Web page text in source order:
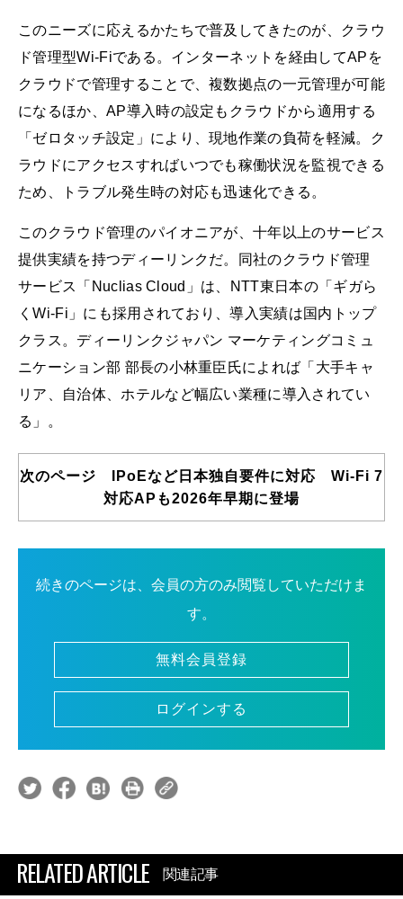
このニーズに応えるかたちで普及してきたのが、クラウ
ド管理型Wi-Fiである。インターネットを経由してAPを
クラウドで管理することで、複数拠点の一元管理が可能
になるほか、AP導入時の設定もクラウドから適用する
「ゼロタッチ設定」により、現地作業の負荷を軽減。ク
ラウドにアクセスすればいつでも稼働状況を監視できる
ため、トラブル発生時の対応も迅速化できる。
このクラウド管理のパイオニアが、十年以上のサービス
提供実績を持つディーリンクだ。同社のクラウド管理
サービス「Nuclias Cloud」は、NTT東日本の「ギガら
くWi-Fi」にも採用されており、導入実績は国内トップ
クラス。ディーリンクジャパン マーケティングコミュ
ニケーション部 部長の小林重臣氏によれば「大手キャ
リア、自治体、ホテルなど幅広い業種に導入されてい
る」。
次のページ IPoEなど日本独自要件に対応 Wi-Fi 7
対応APも2026年早期に登場
続きのページは、会員の方のみ閲覧していただけま
す。
無料会員登録
ログインする
RELATED ARTICLE 関連記事